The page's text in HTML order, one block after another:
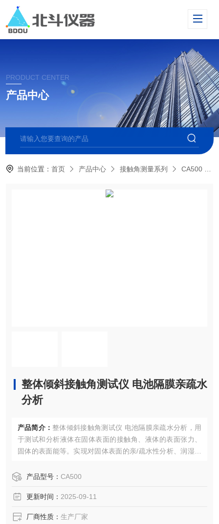
PRODUCT CENTER
产品中心
当前位置：首页 产品中心 接触角测量系列 CA500 倾斜型接触角测量仪
整体倾斜接触角测试仪 电池隔膜亲疏水
分析
产品简介： 整体倾斜接触角测试仪 电池隔膜亲疏水分析，用
于测试和分析液体在固体表面的接触角、液体的表面张力、
固体的表面能等。实现对固体表面的亲/疏水性分析、润湿性
附、吸收和铺展等过程分析。
产品型号： CA500
更新时间： 2025-09-11
厂商性质： 生产厂家